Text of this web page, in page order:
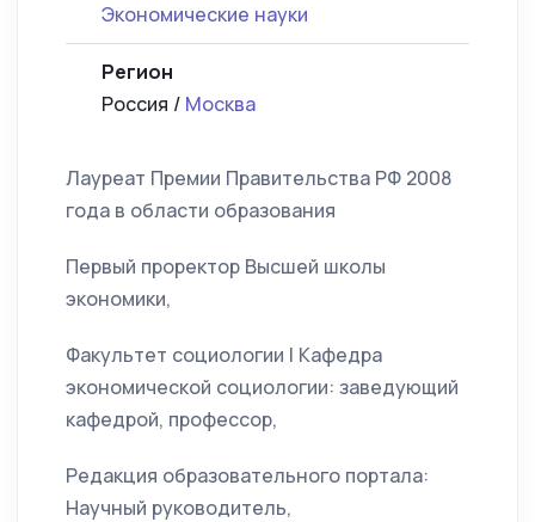
Экономические науки
Регион
Россия / Москва
Лауреат Премии Правительства РФ 2008
года в области образования
Первый проректор Высшей школы
экономики,
Факультет социологии | Кафедра
экономической социологии: заведующий
кафедрой, профессор,
Редакция образовательного портала:
Научный руководитель,